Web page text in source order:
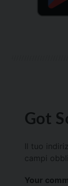
Got
Il tuo
campi
Your